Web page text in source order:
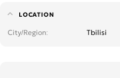
LOCATION
City/Region Tbilisi